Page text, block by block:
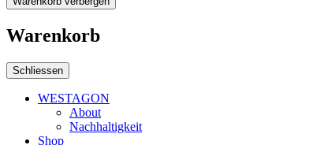
Warenkorb
Schliessen
WESTAGON
About
Nachhaltigkeit
Shop